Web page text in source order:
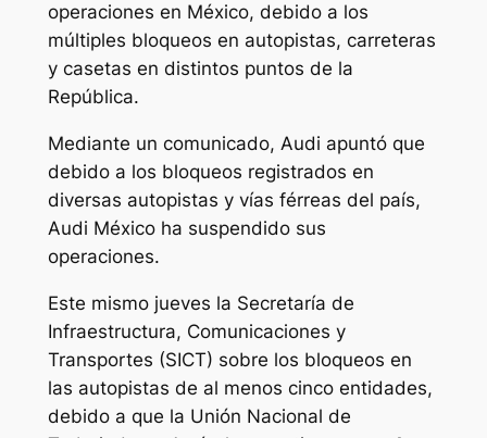
operaciones en México, debido a los
múltiples bloqueos en autopistas, carreteras
y casetas en distintos puntos de la
República.
Mediante un comunicado, Audi apuntó que
debido a los bloqueos registrados en
diversas autopistas y vías férreas del país,
Audi México ha suspendido sus
operaciones.
Este mismo jueves la Secretaría de
Infraestructura, Comunicaciones y
Transportes (SICT) sobre los bloqueos en
las autopistas de al menos cinco entidades,
debido a que la Unión Nacional de